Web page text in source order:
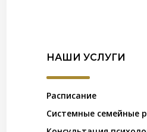
НАШИ УСЛУГИ
Расписание
Системные семейные